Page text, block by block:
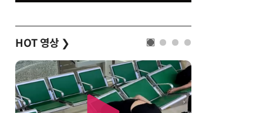
HOT 영상 ❯